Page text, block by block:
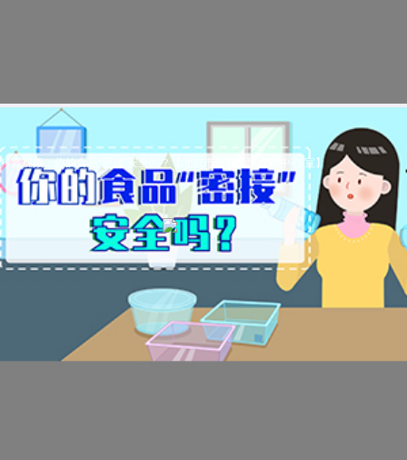
科普视频：你的食品“密接”安全吗？【北京市疾病预防控制中心 宣】